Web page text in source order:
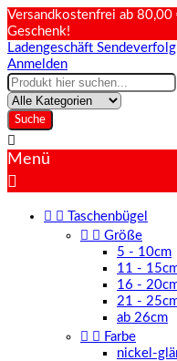
Versandkostenfrei ab
Geschenk!
Ladengeschäft
Anmelden
Suche

Menü

 
Taschenbügel
  Größe
5 - 10cm
11 -
16 -
21 -
ab 26cm
  Farbe
nickel-